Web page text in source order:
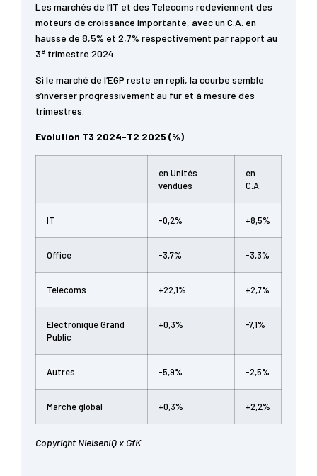
Les marchés de l’IT et des Telecoms redeviennent des
moteurs de croissance importante, avec un C.A. en
hausse de 8,5% et 2,7% respectivement par rapport au
3e trimestre 2024.
Si le marché de l’EGP reste en repli, la courbe semble
s’inverser progressivement au fur et à mesure des
trimestres.
Evolution T3 2024-T2 2025 (%)
en Unités
vendues
en
C.A.
IT -0,2% +8,5%
Office -3,7% -3,3%
Telecoms +22,1% +2,7%
Electronique Grand
Public
+0,3% -7,1%
Autres -5,9% -2,5%
Marché global +0,3% +2,2%
Copyright NielsenIQ x GfK